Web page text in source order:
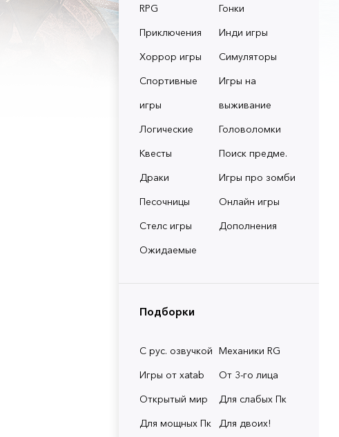
RPG
Гонки
Приключения
Инди игры
Хоррор игры
Симуляторы
Спортивные
игры
Игры на
выживание
Логические
Головоломки
Квесты
Поиск предме.
Драки
Игры про зомби
Песочницы
Онлайн игры
Стелс игры
Дополнения
Ожидаемые
Подборки
С рус. озвучкой Механики RG
Игры от xatab
От 3-го лица
Открытый мир
Для слабых Пк
Для мощных Пк
Для двоих!